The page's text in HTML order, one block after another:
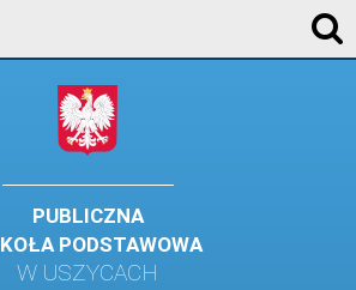
PUBLICZNA
PODSTAWOWA
W USZYCACH